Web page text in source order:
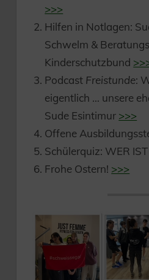
>>>
Hilfen in Notlagen:
Schwelm &
Kinderschutzbund
Podcast Freistunde:
eigentlich … unsere
Sude Esintimur >>>
Offene
Schülerquiz: WER
Frohe Ostern! >>>